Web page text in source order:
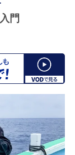
門